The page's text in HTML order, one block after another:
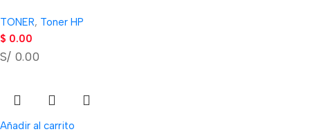
TONER, Toner HP
$ 0.00
S/ 0.00
Añadir al carrito